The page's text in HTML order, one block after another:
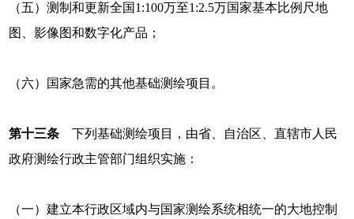
（五）测制和更新全国1:100万至1:2.5万国家基本比例尺地
图、影像图和数字化产品；
（六）国家急需的其他基础测绘项目。
第十三条 下列基础测绘项目，由省、自治区、直辖市人民
政府测绘行政主管部门组织实施：
（一）建立本行政区域内与国家测绘系统相统一的大地控制